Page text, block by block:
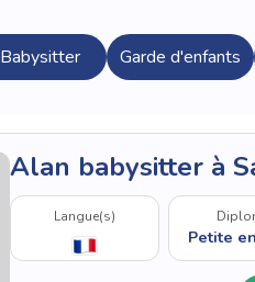
Babysitter Garde d'enfants
Alan babysitter à
Langue(s)
Petite